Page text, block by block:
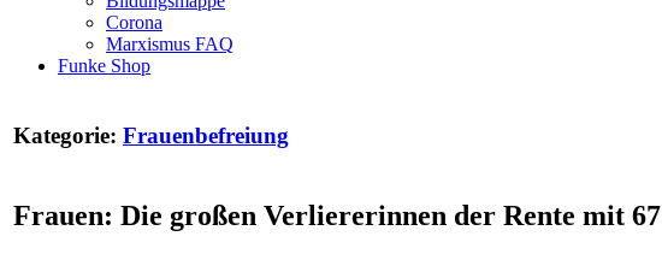
Corona
Marxismus FAQ
Funke Shop
Kategorie: Frauenbefreiung
Frauen: Die großen Verliererinnen der Rente mit 67